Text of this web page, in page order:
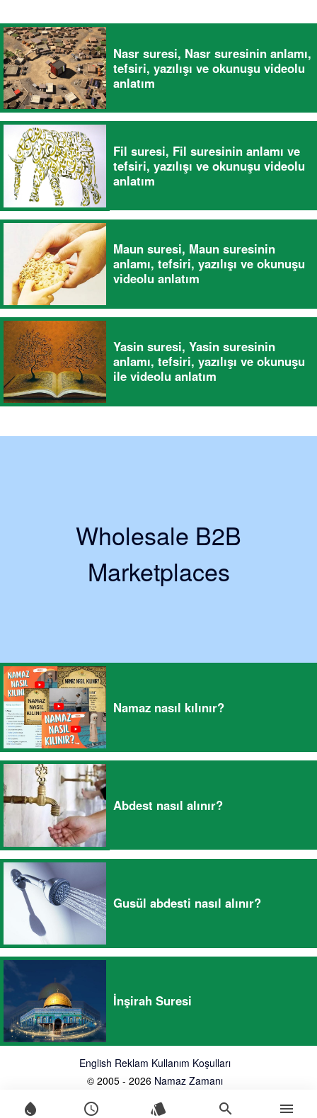
water_drop schedule style search menu
Nasr suresi, Nasr suresinin anlamı,
tefsiri, yazılışı ve okunuşu videolu
anlatım
Fil suresi, Fil suresinin anlamı ve
tefsiri, yazılışı ve okunuşu videolu
anlatım
Maun suresi, Maun suresinin
anlamı, tefsiri, yazılışı ve okunuşu
videolu anlatım
Yasin suresi, Yasin suresinin
anlamı, tefsiri, yazılışı ve okunuşu
ile videolu anlatım
Wholesale B2B
Marketplaces
Namaz nasıl kılınır?
Abdest nasıl alınır?
Gusül abdesti nasıl alınır?
İnşirah Suresi
English Reklam Kullanım Koşulları
© 2005 - 2026 Namaz Zamanı